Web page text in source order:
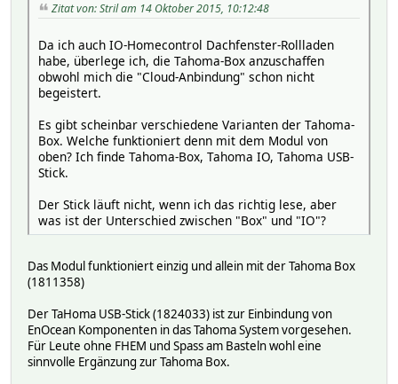
Zitat von: Stril am 14 Oktober 2015, 10:12:48
Da ich auch IO-Homecontrol Dachfenster-Rollladen
habe, überlege ich, die Tahoma-Box anzuschaffen
obwohl mich die "Cloud-Anbindung" schon nicht
begeistert.
Es gibt scheinbar verschiedene Varianten der Tahoma-
Box. Welche funktioniert denn mit dem Modul von
oben? Ich finde Tahoma-Box, Tahoma IO, Tahoma USB-
Stick.
Der Stick läuft nicht, wenn ich das richtig lese, aber
was ist der Unterschied zwischen "Box" und "IO"?
Das Modul funktioniert einzig und allein mit der Tahoma Box
(1811358)
Der TaHoma USB-Stick (1824033) ist zur Einbindung von
EnOcean Komponenten in das Tahoma System vorgesehen.
Für Leute ohne FHEM und Spass am Basteln wohl eine
sinnvolle Ergänzung zur Tahoma Box.